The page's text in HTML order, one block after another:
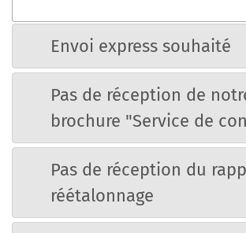
Envoi express souhaité
Pas de réception de
brochure "Service de
Pas de réception du
réétalonnage